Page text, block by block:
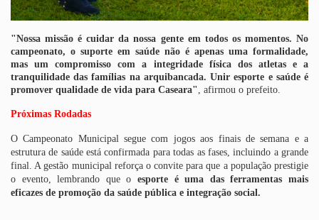
"Nossa missão é cuidar da nossa gente em todos os momentos. No
campeonato, o suporte em saúde não é apenas uma formalidade,
mas um compromisso com a integridade física dos atletas e a
tranquilidade das famílias na arquibancada. Unir esporte e saúde é
promover qualidade de vida para Caseara", afirmou o prefeito.
Próximas Rodadas
O Campeonato Municipal segue com jogos aos finais de semana e a
estrutura de saúde está confirmada para todas as fases, incluindo a grande
final. A gestão municipal reforça o convite para que a população prestigie
o evento, lembrando que o esporte é uma das ferramentas mais
eficazes de promoção da saúde pública e integração social.